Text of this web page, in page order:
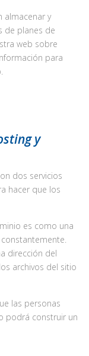
almacenar y
de planes de
web sobre
para
y
dos servicios
hacer que los
es como una
dirección del
archivos del sitio
las personas
podrá construir un